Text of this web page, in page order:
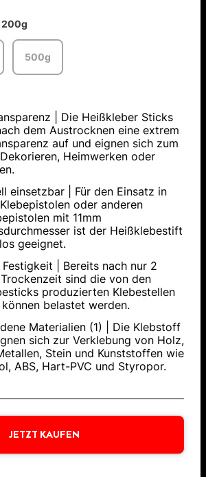
200g
500g
| Die Heißkleber Sticks
dem Austrocknen eine extrem
auf und eignen sich zum
Heimwerken oder
einsetzbar | Für den Einsatz in
Klebepistolen oder anderen
mit 11mm
ist der Heißklebestift
geeignet.
Festigkeit | Bereits nach nur 2
sind die von den
produzierten Klebestellen
belastet werden.
Materialien (1) | Die Klebstoff
sich zur Verklebung von Holz,
Stein und Kunststoffen wie
ABS, Hart-PVC und Styropor.
JETZT KAUFEN